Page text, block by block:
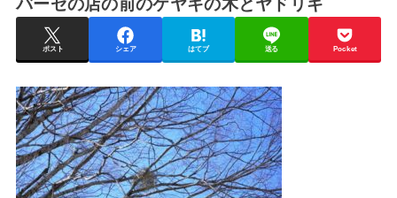
バーゼの店の前のケヤキの木とヤドリギ
ポスト シェア はてブ 送る Pocket